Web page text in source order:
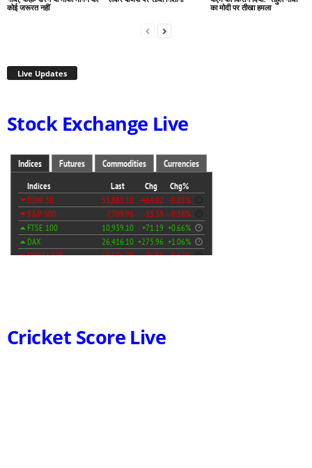
कोई जरूरत नहीं
का मोदी पर तीखा हमला
Live Updates
Stock Exchange Live
Cricket Score Live